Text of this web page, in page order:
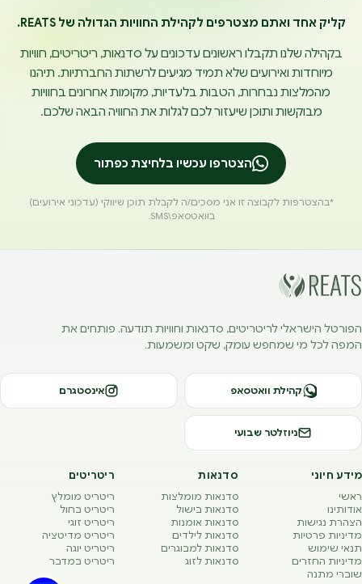
קליק אחד ואתם מצטרפים לקהילת החוויות הגדולה של REATS.
בקהילה שלנו תקבלו ראשונים עדכונים על סדנאות, ריטריטים, חוויות
מיוחדות ואירועים שלא תמיד מגיעים לרשתות החברתיות. תיהנו
מהמלצות נבחרות, הטבות בלעדיות, מקומות אחרונים בחוויות
מבוקשות ותוכן שיעזור לכם לגלות את החוויה הבאה שלכם.
הצטרפו עכשיו בלחיצת כפתור
*בהצטרפות לקבוצה זו אני מסכים/ה לקבלת תוכן שיווקי (עדכוני אירועים)
בוואטסאפ\SMS.
הפורטל הישראלי לריטריטים, סדנאות וחוויות תודעה. פותחים את
המפה לכל מי שמחפש עומק, שקט ומשמעות.
קהילת וואטסאפ אינסטגרם
ניוזלטר שבועי
מידע חיוני
ראשי
אודותינו
הצהרת נגישות
מדיניות פרטיות
תנאי שימוש
מדיניות החזרים
שוברי מתנה
סדנאות
סדנאות מומלצות
סדנאות בישול
סדנאות אומנות
סדנאות לילדים
סדנאות למבוגרים
סדנאות לזוג
ריטריטים
ריטריט מומלץ
ריטריט בחול
ריטריט זוגי
ריטריט מדיטציה
ריטריט יוגה
ריטריט במדבר